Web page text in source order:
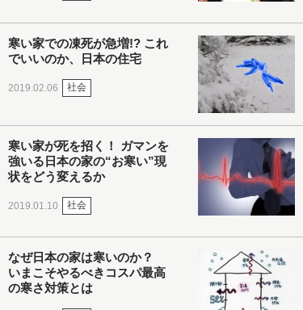
寒い家での凍死が急増!? これ
でいいのか、日本の住宅
2019.02.06 社会
寒い家が死を招く！ ガマンを
強いる日本の家の“お寒い”現
状をどう変えるか
2019.01.10 社会
なぜ日本の家は寒いのか？
いまこそやるべきコスパ最高
の寒さ対策とは